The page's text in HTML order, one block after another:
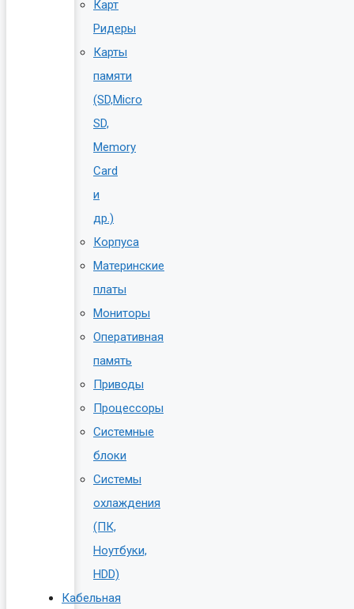
Карт
Ридеры
Карты
памяти
(SD,Micro
SD,
Memory
Card
и
др.)
Корпуса
Материнские
платы
Мониторы
Оперативная
память
Приводы
Процессоры
Системные
блоки
Системы
охлаждения
(ПК,
Ноутбуки,
HDD)
Кабельная